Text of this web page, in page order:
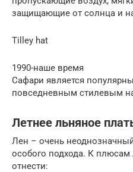
защищающие от солнца и
Tilley hat
1990-наше время
Сафари является
повседневным стилевым
Летнее льняное
Лен – очень
особого подхода. К
отнести: